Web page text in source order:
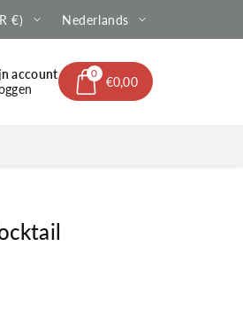
& Trace
€) Nederlands
account
0
€0,00